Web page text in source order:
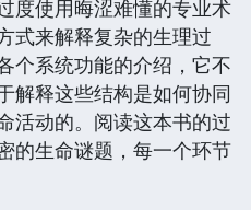
度使用晦涩难懂的专业术
式来解释复杂的生理过
个系统功能的介绍，它不
解释这些结构是如何协同
活动的。阅读这本书的过
的生命谜题，每一个环节